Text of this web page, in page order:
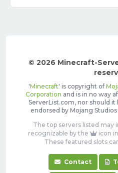
© 2026 Minecraft-
'Minecraft' is copyright of
Corporation and is in no way
ServerList.com, nor should
endorsed by Mojang
The top servers listed may
recognizable by the
icon
These featured slots
Contact